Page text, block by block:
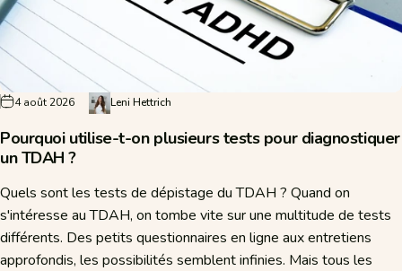
4 août 2026 Leni Hettrich
Pourquoi utilise-t-on plusieurs tests pour diagnostiquer
un TDAH ?
Quels sont les tests de dépistage du TDAH ? Quand on
s'intéresse au TDAH, on tombe vite sur une multitude de tests
différents. Des petits questionnaires en ligne aux entretiens
approfondis, les possibilités semblent infinies. Mais tous les